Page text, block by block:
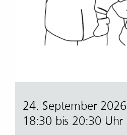
24. September 2026
18:30 bis 20:30 Uhr